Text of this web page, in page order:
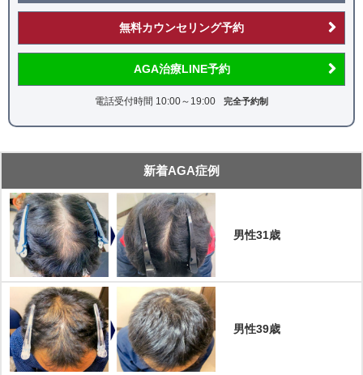
無料カウンセリング予約
AGA治療LINE予約
電話受付時間 10:00～19:00 完全予約制
新着AGA症例
男性31歳
男性39歳